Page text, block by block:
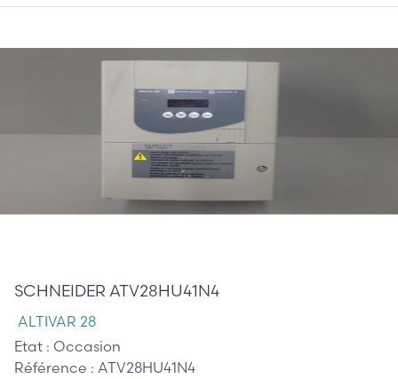
SCHNEIDER ATV28HU41N4
ALTIVAR 28
Etat : Occasion
Référence : ATV28HU41N4